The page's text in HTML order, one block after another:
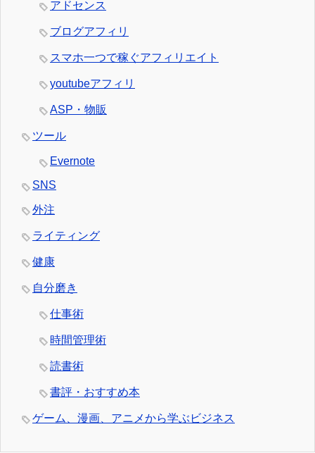
アドセンス
ブログアフィリ
スマホ一つで稼ぐアフィリエイト
youtubeアフィリ
ASP・物販
ツール
Evernote
SNS
外注
ライティング
健康
自分磨き
仕事術
時間管理術
読書術
書評・おすすめ本
ゲーム、漫画、アニメから学ぶビジネス